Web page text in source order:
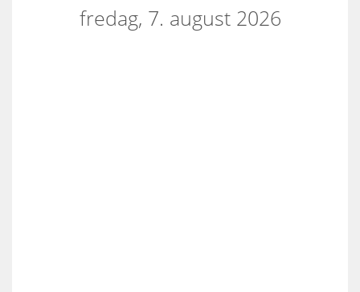
fredag, 7. august 2026